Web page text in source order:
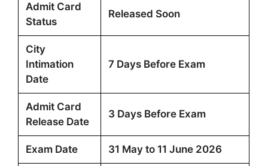
Admit Card
Status
Released Soon
City
Intimation
Date
7 Days Before Exam
Admit Card
Release Date
3 Days Before Exam
Exam Date 31 May to 11 June 2026